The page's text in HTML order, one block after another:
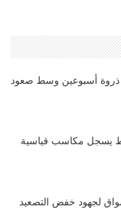
ذروة أسبوعين وسط صعود
يسجل مكاسب قياسية
لجهود خفض التصعيد